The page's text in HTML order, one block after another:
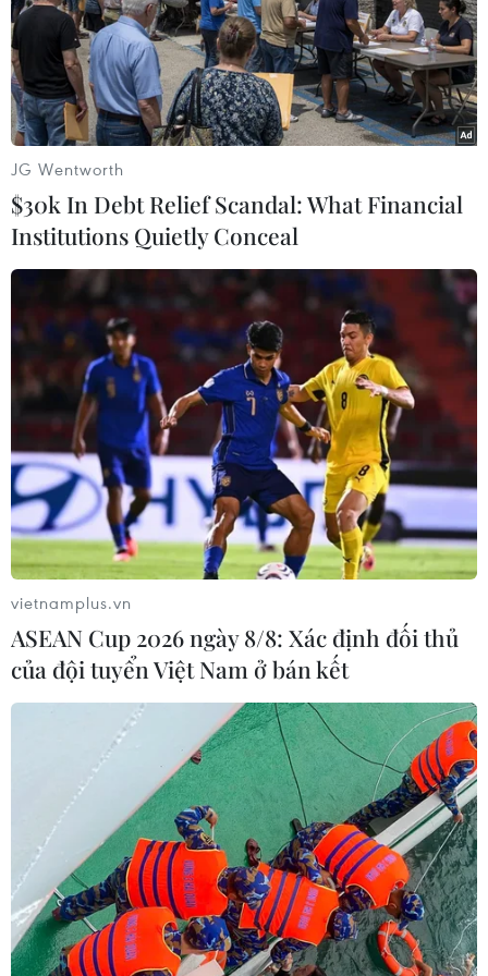
Cháy nhà máy sản xuất bật lửa gas, hàng
chục công nhân bị bỏng
22/11/2016 15:45
Ít nhất 26 công nhân, trong đó hầu hết là phụ nữ, đã bị
bỏng khi xảy ra một vụ cháy tại nhà máy sản xuất bật
lửa gas ở Ashulia, ngoại ô thủ đô Dhaka, Bangladesh
ngày 22/11.
Kinh tế vĩ mô ổn định, CPI cả nước trong
tháng 11 tăng 0,48%
28/11/2016 05:07
JG Wentworth
$30k In Debt Relief Scandal: What Financial
Institutions Quietly Conceal
vietnamplus.vn
ASEAN Cup 2026 ngày 8/8: Xác định đối thủ
của đội tuyển Việt Nam ở bán kết